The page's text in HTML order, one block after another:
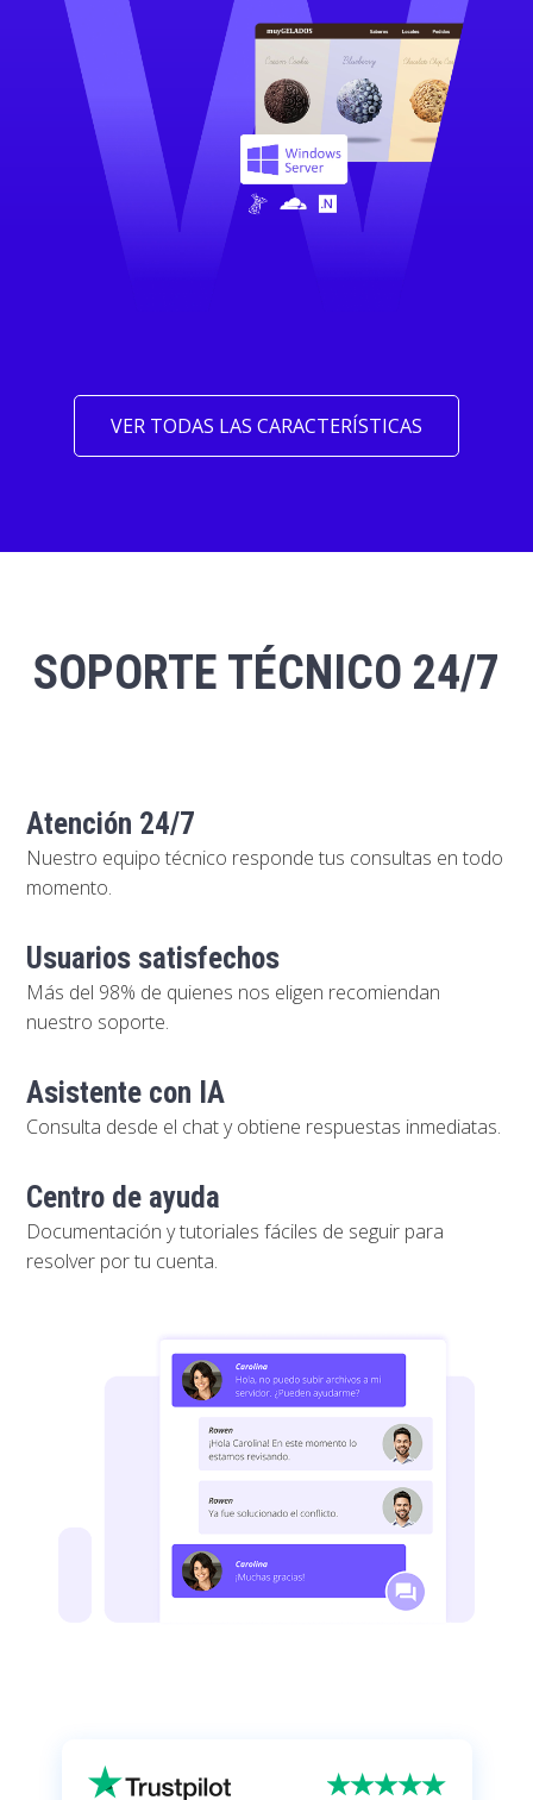
VER TODAS LAS CARACTERÍSTICAS
SOPORTE TÉCNICO 24/7
Atención 24/7
Nuestro equipo técnico responde tus consultas en todo
momento.
Usuarios satisfechos
Más del 98% de quienes nos eligen recomiendan
nuestro soporte.
Asistente con IA
Consulta desde el chat y obtiene respuestas inmediatas.
Centro de ayuda
Documentación y tutoriales fáciles de seguir para
resolver por tu cuenta.